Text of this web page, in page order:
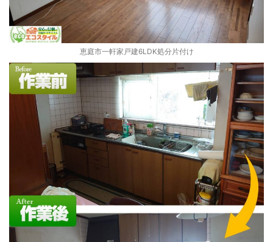
恵庭市一軒家戸建6LDK処分片付け